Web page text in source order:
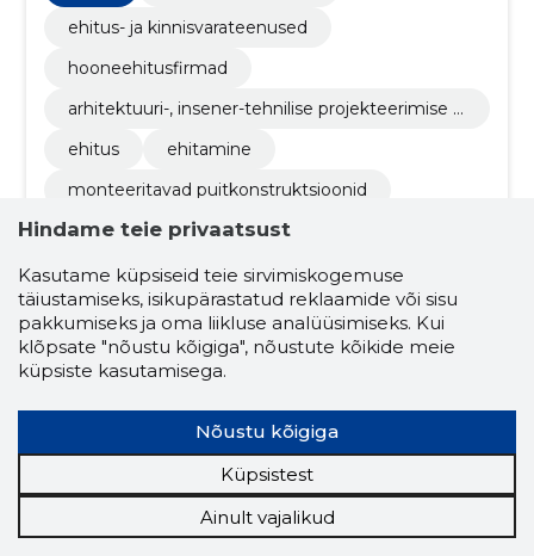
ehitus- ja kinnisvarateenused
hooneehitusfirmad
arhitektuuri-, insener-tehnilise projekteerimise ja
ehitus
ehitamine
monteeritavad puitkonstruktsioonid
moodulhooned
tööstushooned
lasteaiad
paarismajad
ridaelamud
thermolog ökomajad
eramajad
lasteaiad
eramajad
paarismajad
suured korterelamud
väikesed korterelamud
suured korterelamud
case study´d
Hindame teie privaatsust
Kasutame küpsiseid teie sirvimiskogemuse
täiustamiseks, isikupärastatud reklaamide või sisu
pakkumiseks ja oma liikluse analüüsimiseks. Kui
klõpsate "nõustu kõigiga", nõustute kõikide meie
küpsiste kasutamisega.
Nõustu kõigiga
Küpsistest
Ainult vajalikud